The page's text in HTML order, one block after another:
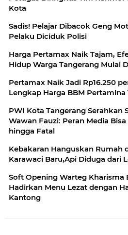
Kota
Sadis! Pelajar Dibacok Geng
Pelaku Diciduk Polisi
Harga Pertamax Naik Tajam,
Hidup Warga Tangerang Mulai
Pertamax Naik Jadi Rp16.250
Lengkap Harga BBM Pertamina
PWI Kota Tangerang Serahkan
Wawan Fauzi: Peran Media
hingga Fatal
Kebakaran Hanguskan Rumah
Soft Opening Warteg Kharisma Bahari Otentik 2,
Hadirkan Menu Lezat dengan
Kantong